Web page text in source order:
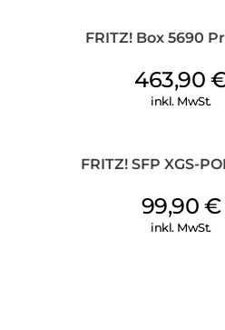
FRITZ! Box 5690
463,90
inkl. MwSt.
FRITZ! SFP XGS-
99,90 €
inkl. MwSt.